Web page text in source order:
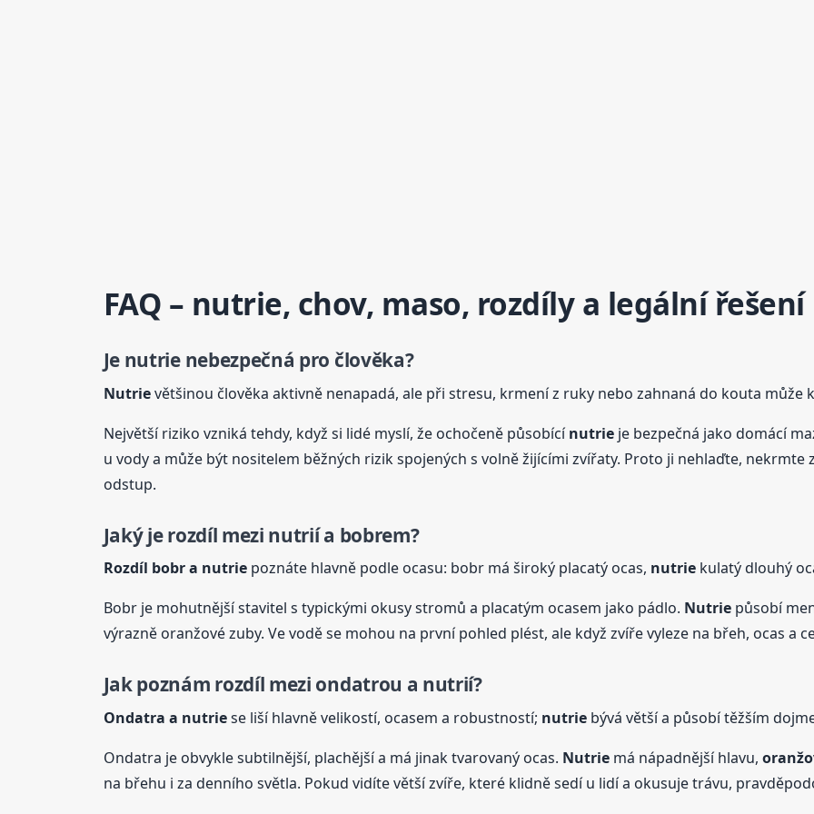
FAQ – nutrie, chov, maso, rozdíly a legální řešení
Je nutrienebezpečná pro člověka?
Nutrievětšinou člověka aktivně nenapadá, ale při stresu, krmení z ruky nebo zahnaná do kouta může
Největší riziko vzniká tehdy, když si lidé myslí, že ochočeně působícínutrieje bezpečná jako domácí
u vody a může být nositelem běžných rizik spojených s volně žijícími zvířaty. Proto ji nehlaďte,
odstup.
Jaký je rozdíl mezi nutrií a bobrem?
Rozdíl bobr a nutriepoznáte hlavně podle ocasu: bobr má široký placatý ocas, nutriekulatý dlouhý
Bobr je mohutnější stavitel s typickými okusy stromů a placatým ocasem jako pádlo. Nutriepůsobí
výrazně oranžové zuby. Ve vodě se mohou na první pohled plést, ale když zvíře vyleze na břeh, ocas a
Jak poznám rozdíl mezi ondatrou a nutrií?
Ondatra a nutriese liší hlavně velikostí, ocasem a robustností; nutriebývá větší a působí těžším
Ondatra je obvykle subtilnější, plachější a má jinak tvarovaný ocas. Nutriemá nápadnější hlavu,
na břehu i za denního světla. Pokud vidíte větší zvíře, které klidně sedí u lidí a okusuje trávu,